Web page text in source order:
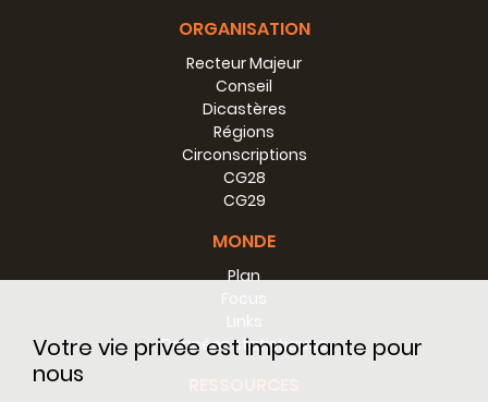
Votre vie privée est importante pour
nous
ORGANISATION
Recteur Majeur
Conseil
Dicastères
Régions
Circonscriptions
CG28
CG29
MONDE
Plan
Données statistiques